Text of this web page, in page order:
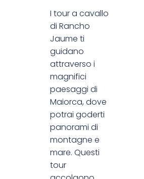
I tour a cavallo
di Rancho
Jaume ti
guidano
attraverso i
magnifici
paesaggi di
Maiorca, dove
potrai goderti
panorami di
montagne e
mare. Questi
tour